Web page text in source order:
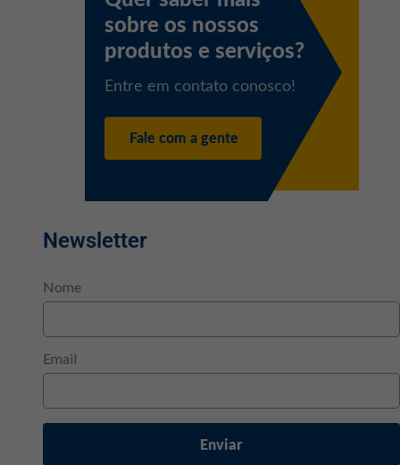
Newsletter
Nome
Email
Enviar